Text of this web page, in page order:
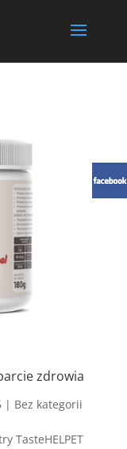
zdrowia
| Bez kategorii
TasteHELPET